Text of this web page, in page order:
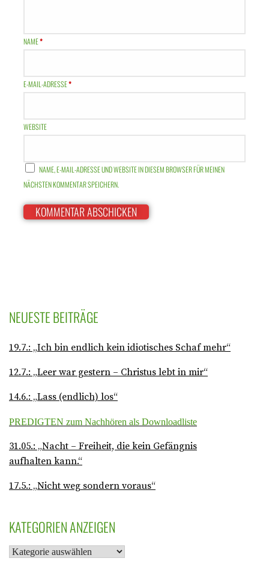
NAME*
E-MAIL-ADRESSE*
WEBSITE
NAME, E-MAIL-ADRESSE UND WEBSITE IN DIESEM BROWSER FÜR MEINEN
NÄCHSTEN KOMMENTAR SPEICHERN.
NEUESTE BEITRÄGE
19.7.: „Ich bin endlich kein idiotisches Schaf mehr“
12.7.: „Leer war gestern – Christus lebt in mir“
14.6.: „Lass (endlich) los“
PREDIGTEN zum Nachhören als Downloadliste
31.05.: „Nacht – Freiheit, die kein Gefängnis
aufhalten kann.“
17.5.: „Nicht weg sondern voraus“
KATEGORIEN ANZEIGEN